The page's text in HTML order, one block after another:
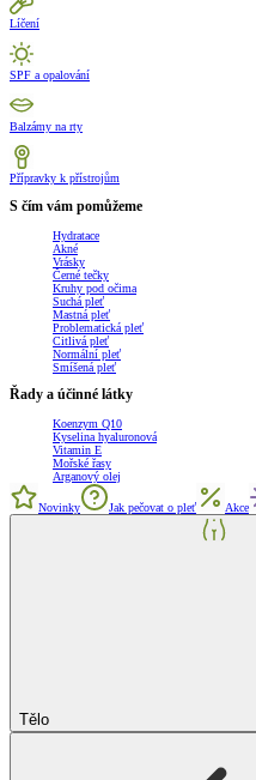
Líčení
SPF a opalování
Balzámy na rty
Přípravky k přístrojům
S čím vám pomůžeme
Hydratace
Akné
Vrásky
Černé tečky
Kruhy pod očima
Suchá pleť
Mastná pleť
Problematická pleť
Citlivá pleť
Normální pleť
Smíšená pleť
Řady a účinné látky
Koenzym Q10
Kyselina hyaluronová
Vitamin E
Mořské řasy
Arganový olej
Novinky Jak pečovat o pleť Akce
Tělo